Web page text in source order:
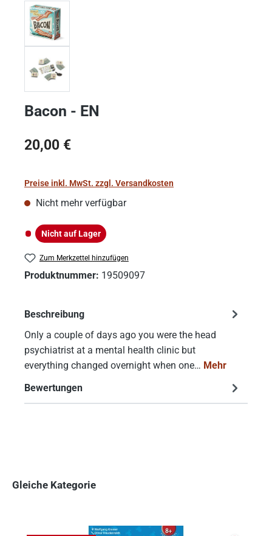
Bacon - EN
Regulärer Preis:
20,00 €
Preise inkl. MwSt. zzgl. Versandkosten
Nicht mehr verfügbar
Nicht auf Lager
Nicht auf Lager
Zum Merkzettel hinzufügen
Produktnummer: 19509097
Beschreibung
Only a couple of days ago you were the head
psychiatrist at a mental health clinic but
everything changed overnight when one… Mehr
Bewertungen
Gleiche Kategorie